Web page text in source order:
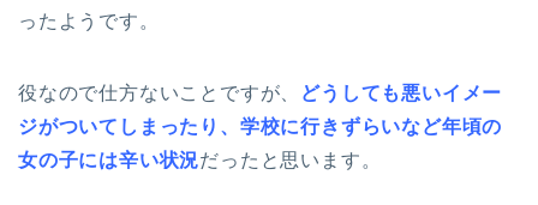
ったようです。
役なので仕方ないことですが、
どうしても悪いイメー
ジがついてしまったり、学校に行きずらいなど年頃の
女の子には辛い状況だったと思います。